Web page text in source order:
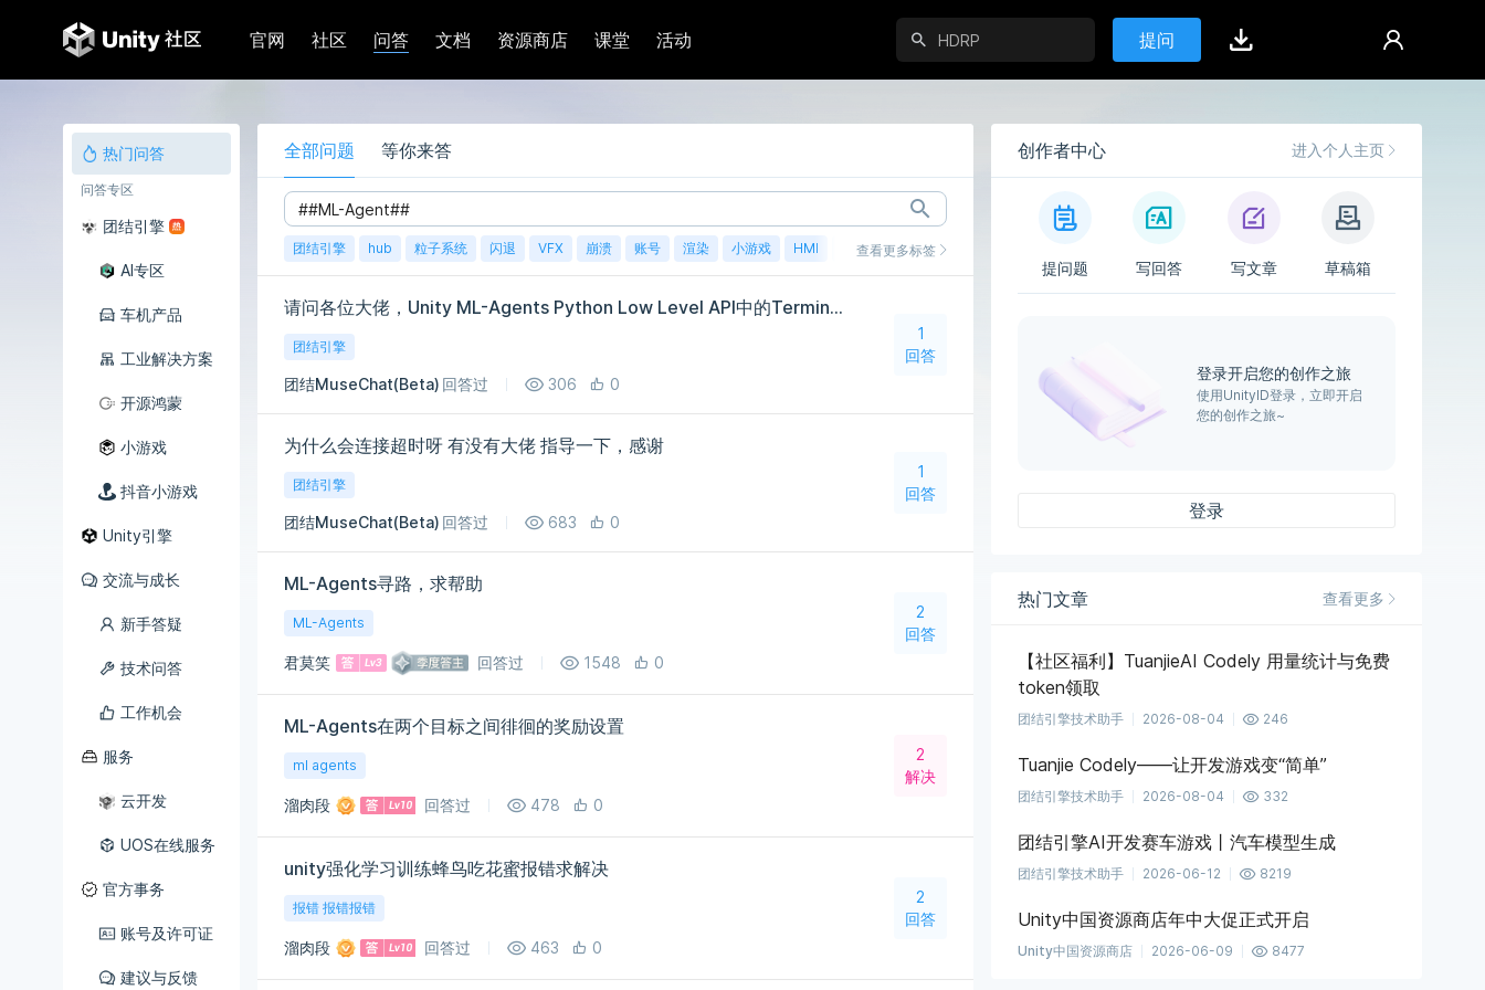
官网 社区 问答 文档 资源商店 课堂 活动 提问
热门问答
问答专区
团结引擎
AI专区
车机产品
工业解决方案
开源鸿蒙
小游戏
抖音小游戏
Unity引擎
交流与成长
新手答疑
技术问答
工作机会
服务
云开发
UOS在线服务
官方事务
账号及许可证
建议与反馈
全部问题 等你来答
团结引擎 hub 粒子系统 闪退 VFX 崩溃 账号 渲染 小游戏 HMI 鸿蒙查看更多标签
请问各位大佬，Unity ML-Agents Python Low Level API中的TerminalSteps.reward[i] 包不包含组奖励？
团结引擎
团结MuseChat(Beta) 回答过 306 0
1
回答
为什么会连接超时呀 有没有大佬 指导一下，感谢
团结引擎
团结MuseChat(Beta) 回答过 683 0
1
回答
ML-Agents寻路，求帮助
ML-Agents
君莫笑 回答过 1548 0
2
回答
ML-Agents在两个目标之间徘徊的奖励设置
ml agents
溜肉段 回答过 478 0
2
解决
unity强化学习训练蜂鸟吃花蜜报错求解决
报错 报错报错
溜肉段 回答过 463 0
2
回答
创作者中心 进入个人主页
提问题 写回答 写文章 草稿箱
登录开启您的创作之旅
使用UnityID登录，立即开启
您的创作之旅~
登录
热门文章 查看更多
【社区福利】TuanjieAI Codely 用量统计与免费
token领取
团结引擎技术助手 2026-08-04 246
Tuanjie Codely——让开发游戏变“简单”
团结引擎技术助手 2026-08-04 332
团结引擎AI开发赛车游戏丨汽车模型生成
团结引擎技术助手 2026-06-12 8219
Unity中国资源商店年中大促正式开启
Unity中国资源商店 2026-06-09 8477